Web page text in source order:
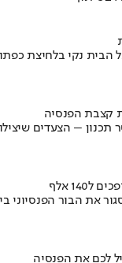
הבית נקי בלחיצת
קצבת הפנסיה
תכנון – הצעדים
את הבור הפנסיוני
לכם את הפנסיה